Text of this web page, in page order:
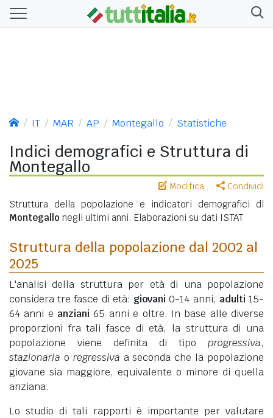
IT MAR AP Montegallo Statistiche
Indici demografici e Struttura di
Montegallo
Modifica Condividi
Struttura della popolazione e indicatori demografici di
Montegallo negli ultimi anni. Elaborazioni su dati ISTAT
Struttura della popolazione dal 2002 al
2025
L'analisi della struttura per età di una popolazione
considera tre fasce di età: giovani 0-14 anni, adulti 15-
64 anni e anziani 65 anni e oltre. In base alle diverse
proporzioni fra tali fasce di età, la struttura di una
popolazione viene definita di tipo progressiva,
stazionaria o regressiva a seconda che la popolazione
giovane sia maggiore, equivalente o minore di quella
anziana.
Lo studio di tali rapporti è importante per valutare